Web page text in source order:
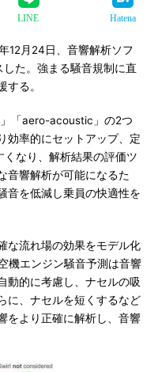
LINE Hatena
12月24日、音響解析ソフ
た。強まる騒音規制に直
る。
「aero-acoustic」の2つ
効率的にセットアップ、定
なり、解析結果の評価ツ
音響解析が可能になるた
音を低減し乗員の快適性を
な流れ場の効果をモデル化
機エンジン騒音予測は音響
動的に考慮し、ナセルの吸
に、ナセルを短くするなど
をより正確に解析し、音響